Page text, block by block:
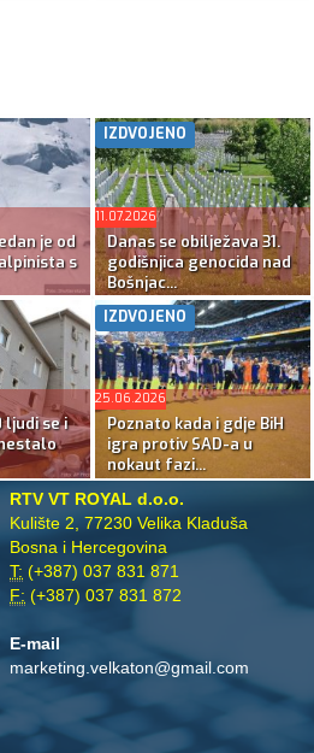
je od
s
IZDVOJENO
11.07.2026
Danas se obilježava 31.
godišnjica genocida nad
Bošnjac...
ljudi se i
IZDVOJENO
25.06.2026
Poznato kada i gdje BiH
igra protiv SAD-a u
nokaut fazi...
RTV VT ROYAL d.o.o.
Kulište 2, 77230 Velika Kladuša
Bosna i Hercegovina
T: (+387) 037 831 871
F: (+387) 037 831 872
E-mail
marketing.velkaton@gmail.com